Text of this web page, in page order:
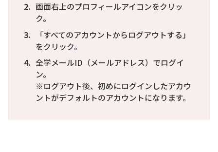
画面右上のプロフィールアイコンをクリッ
ク。
「すべてのアカウントからログアウトする」
をクリック。
全学メールID（メールアドレス）でログイ
ン。
※ログアウト後、初めにログインしたアカウ
ントがデフォルトのアカウントになります。